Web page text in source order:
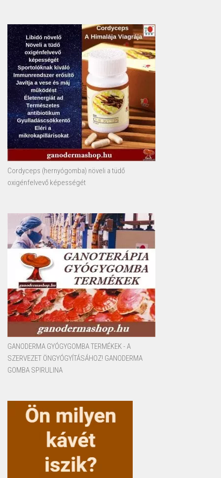
Cordyceps (hernyógomba) növeli a tüdő
oxigénfelvevő képességét
GANODERMA GYÓGYGOMBA TERMÉKEK - A
SZERVEZET ÖNGYÓGYÍTÁSÁHOZ! GANODERMA
GOMBA SPIRULINA